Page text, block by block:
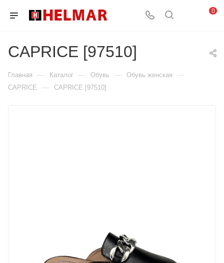
0
CAPRICE [97510]
Главная — Каталог — Обувь — Обувь женская —
CAPRICE — CAPRICE [97510]